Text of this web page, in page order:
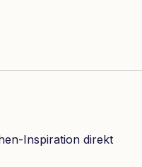
Inspiration direkt